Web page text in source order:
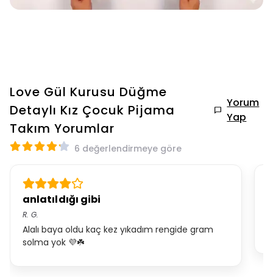
Love Gül Kurusu Düğme
Detaylı Kız Çocuk Pijama
Takım Yorumlar
Yorum
Yap
6 değerlendirmeye göre
anlatıldığı gibi
R. G.
Alalı baya oldu kaç kez yıkadım rengide gram
solma yok 💜☘️